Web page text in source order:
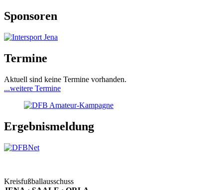
Sponsoren
Termine
Aktuell sind keine Termine vorhanden.
...weitere Termine
Ergebnismeldung
Kreisfußballausschuss